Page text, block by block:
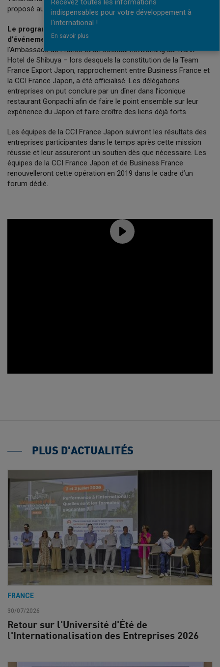
proposé aux entreprises.
Le programme 100 PME au Japon a été ponctué
d’événements d’exception
l’Ambassade de France et un cocktail networking au Trunk
Hotel de Shibuya – lors desquels la constitution de la Team
France Export Japon, rapprochement entre Business France et
la CCI France Japon, a été officialisé. Les délégations
entreprises on put conclure par un dîner dans l’iconique
restaurant Gonpachi afin de faire le point ensemble sur leur
expérience du Japon et faire croître des liens déjà forts.
Les équipes de la CCI France Japon suivront les résultats des
entreprises participantes dans le temps après cette mission
réussie et leur assureront un soutien dès que nécessaire. Les
équipes de la CCI France Japon et de Business France
renouvelleront cette opération en 2019 dans le cadre d’un
forum dédié.
PLUS D'ACTUALITÉS
FRANCE
30/07/2026
Retour sur l'Université d'Été de
l'Internationalisation des Entreprises 2026
Recevez toutes les informations
indispensables pour votre développement à
l'international !
En savoir plus